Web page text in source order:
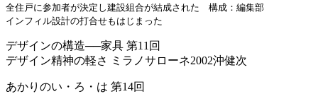
全住戸に参加者が決定し建設組合が結成された 構成：編集部
インフィル設計の打合せもはじまった
デザインの構造──家具 第11回
デザイン精神の軽さ ミラノサローネ2002沖健次
あかりのい・ろ・は 第14回